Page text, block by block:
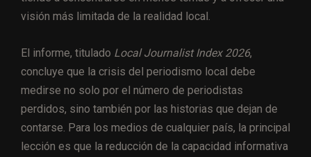
visión más limitada de la realidad local.
El informe, titulado Local Journalist Index 2026,
concluye que la crisis del periodismo local debe
medirse no solo por el número de periodistas
perdidos, sino también por las historias que dejan de
contarse. Para los medios de cualquier país, la principal
lección es que la reducción de la capacidad informativa